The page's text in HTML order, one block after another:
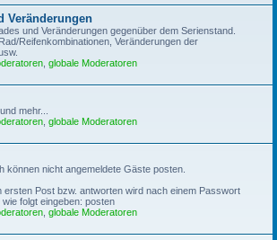
Veränderungen
und Veränderungen gegenüber dem Serienstand.
Reifenkombinationen, Veränderungen der
globale Moderatoren
mehr...
globale Moderatoren
können nicht angemeldete Gäste posten.
ersten Post bzw. antworten wird nach einem Passwort
folgt eingeben: posten
globale Moderatoren